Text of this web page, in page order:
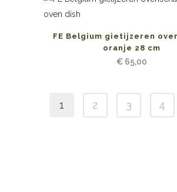
FE Belgium gietijzeren
oranje 28 cm
€ 65,00
1 2 3 4